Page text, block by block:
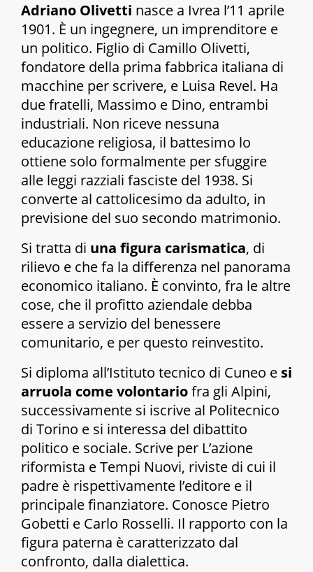
Adriano Olivetti nasce a Ivrea l’11 aprile
1901. È un ingegnere, un imprenditore e
un politico. Figlio di Camillo Olivetti,
fondatore della prima fabbrica italiana di
macchine per scrivere, e Luisa Revel. Ha
due fratelli, Massimo e Dino, entrambi
industriali. Non riceve nessuna
educazione religiosa, il battesimo lo
ottiene solo formalmente per sfuggire
alle leggi razziali fasciste del 1938. Si
converte al cattolicesimo da adulto, in
previsione del suo secondo matrimonio.
Si tratta di una figura carismatica, di
rilievo e che fa la differenza nel panorama
economico italiano. È convinto, fra le altre
cose, che il profitto aziendale debba
essere a servizio del benessere
comunitario, e per questo reinvestito.
Si diploma all’Istituto tecnico di Cuneo e si
arruola come volontariofra gli Alpini,
successivamente si iscrive al Politecnico
di Torino e si interessa del dibattito
politico e sociale. Scrive per L’azione
riformista eTempi Nuovi, riviste di cui il
padre è rispettivamente l’editore e il
principale finanziatore. Conosce Pietro
Gobetti e Carlo Rosselli. Il rapporto con la
figura paterna è caratterizzato dal
confronto, dalla dialettica.